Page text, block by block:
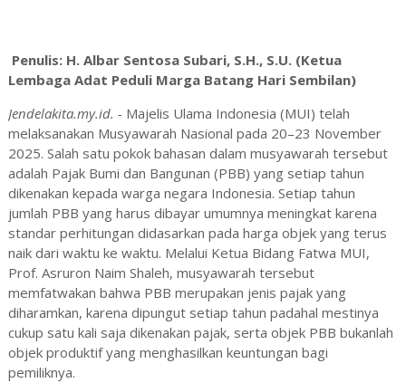
Penulis: H. Albar Sentosa Subari, S.H., S.U. (Ketua
Lembaga Adat Peduli Marga Batang Hari Sembilan)
Jendelakita.my.id. - Majelis Ulama Indonesia (MUI) telah
melaksanakan Musyawarah Nasional pada 20–23 November
2025. Salah satu pokok bahasan dalam musyawarah tersebut
adalah Pajak Bumi dan Bangunan (PBB) yang setiap tahun
dikenakan kepada warga negara Indonesia. Setiap tahun
jumlah PBB yang harus dibayar umumnya meningkat karena
standar perhitungan didasarkan pada harga objek yang terus
naik dari waktu ke waktu. Melalui Ketua Bidang Fatwa MUI,
Prof. Asruron Naim Shaleh, musyawarah tersebut
memfatwakan bahwa PBB merupakan jenis pajak yang
diharamkan, karena dipungut setiap tahun padahal mestinya
cukup satu kali saja dikenakan pajak, serta objek PBB bukanlah
objek produktif yang menghasilkan keuntungan bagi
pemiliknya.